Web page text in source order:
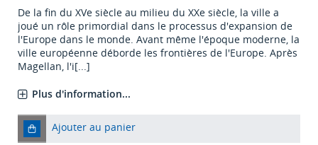
De la fin du XVe siècle au milieu du XXe siècle, la ville a
joué un rôle primordial dans le processus d'expansion de
l'Europe dans le monde. Avant même l'époque moderne, la
ville européenne déborde les frontières de l'Europe. Après
Magellan, l'i[...]
Plus d'information...
Ajouter au panier